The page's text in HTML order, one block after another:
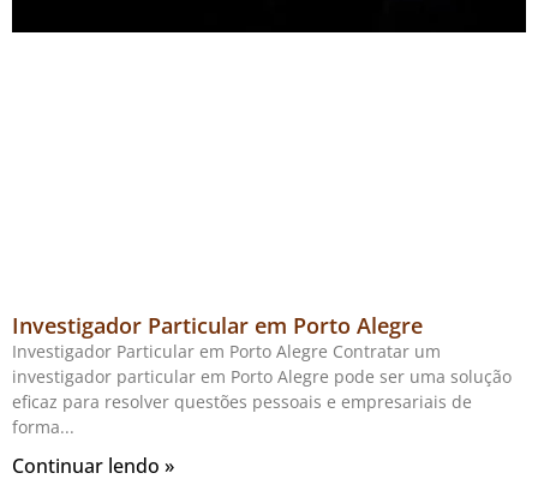
Investigador Particular em Porto Alegre
Investigador Particular em Porto Alegre Contratar um
investigador particular em Porto Alegre pode ser uma solução
eficaz para resolver questões pessoais e empresariais de
forma
Continuar lendo »